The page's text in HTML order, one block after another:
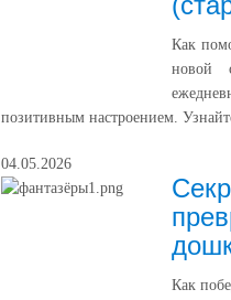
Как
новой
позитивным настроением.
04.05.2026
Как